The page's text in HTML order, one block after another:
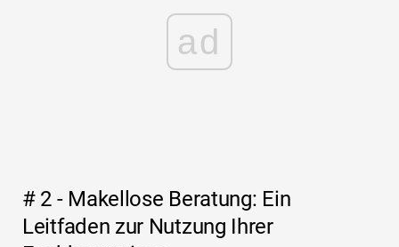
ad
# 2 - Makellose Beratung: Ein
Leitfaden zur Nutzung Ihrer